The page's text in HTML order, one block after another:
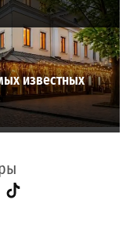
известных
TikTok